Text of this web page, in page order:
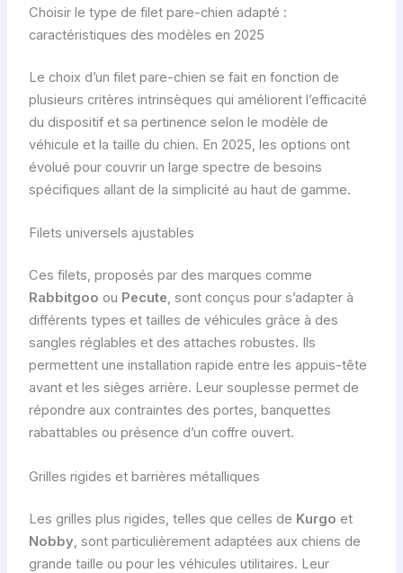
Choisir le type de filet pare-chien adapté :
caractéristiques des modèles en 2025
Le choix d’un filet pare-chien se fait en fonction de
plusieurs critères intrinsèques qui améliorent l’efficacité
du dispositif et sa pertinence selon le modèle de
véhicule et la taille du chien. En 2025, les options ont
évolué pour couvrir un large spectre de besoins
spécifiques allant de la simplicité au haut de gamme.
Filets universels ajustables
Ces filets, proposés par des marques comme
Rabbitgoo ou Pecute, sont conçus pour s’adapter à
différents types et tailles de véhicules grâce à des
sangles réglables et des attaches robustes. Ils
permettent une installation rapide entre les appuis-tête
avant et les sièges arrière. Leur souplesse permet de
répondre aux contraintes des portes, banquettes
rabattables ou présence d’un coffre ouvert.
Grilles rigides et barrières métalliques
Les grilles plus rigides, telles que celles de Kurgo et
Nobby , sont particulièrement adaptées aux chiens de
grande taille ou pour les véhicules utilitaires. Leur